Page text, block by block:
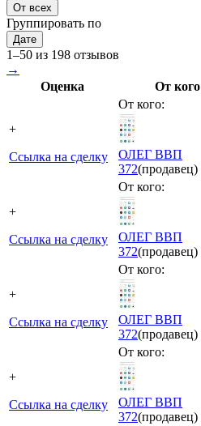
От всех
Группировать по
Дате
1–50 из 198 отзывов
→
Оценка
От кого
+
Ссылка на сделку
От кого:
ОЛЕГ ВВП
372(продавец)
+
Ссылка на сделку
От кого:
ОЛЕГ ВВП
372(продавец)
+
Ссылка на сделку
От кого:
ОЛЕГ ВВП
372(продавец)
+
Ссылка на сделку
От кого:
ОЛЕГ ВВП
372(продавец)